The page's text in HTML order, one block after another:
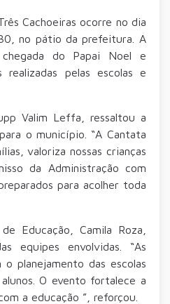
Cachoeiras ocorre no dia
no pátio da prefeitura. A
do Papai Noel e
realizadas pelas escolas e
Valim Leffa, ressaltou a
o município. “A Cantata
valoriza nossas crianças
da Administração com
para acolher toda
Educação, Camila Roza,
equipes envolvidas. “As
o planejamento das escolas
O evento fortalece a
a educação ”, reforçou.